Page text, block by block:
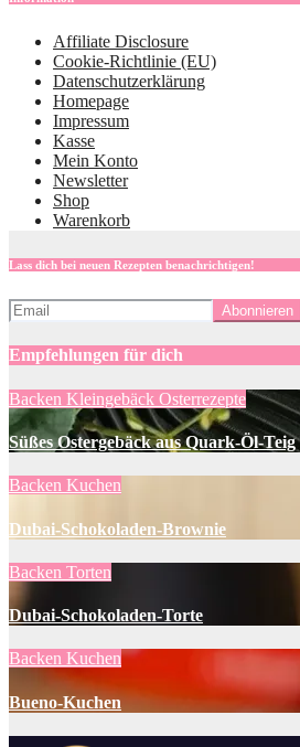
Affiliate Disclosure
Cookie-Richtlinie (EU)
Datenschutzerklärung
Homepage
Impressum
Kasse
Mein Konto
Newsletter
Shop
Warenkorb
Lass dich bei neuen Rezepten benachrichtigen!
Empfehlungen für dich
Backen Kleingebäck Osterrezepte
Süßes Ostergebäck aus Quark-Öl-Teig
Backen Kuchen
Dubai-Schokoladen-Brownie
Backen Torten
Dubai-Schokoladen-Torte
Backen Kuchen
Bueno-Kuchen